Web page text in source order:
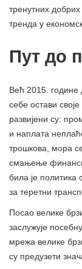
тренутних
тренда у
Пут до
Већ 2015. године
себе остави
развијени су:
и наплата
трошкова, мора
смањење
била је
за теретни
Посао велике
заслужује
мрежа велике
су предузети